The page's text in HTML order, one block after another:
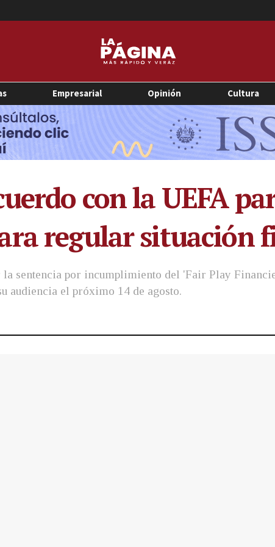
Empresarial Opinión Cultura
con la UEFA
regular situación
la sentencia por incumplimiento del 'Fair Play
audiencia el próximo 14 de agosto.